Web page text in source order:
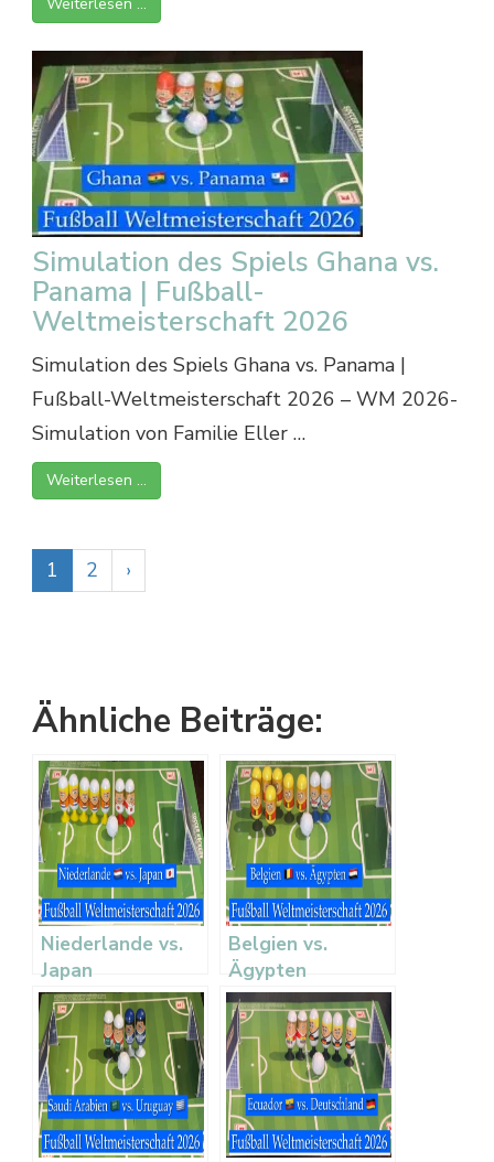
Simulation des Spiels Ghana vs.
Panama | Fußball-
Weltmeisterschaft 2026
Simulation des Spiels Ghana vs. Panama |
Fußball-Weltmeisterschaft 2026 – WM 2026-
Simulation von Familie Eller …
Weiterlesen …
1 2 ›
Ähnliche Beiträge:
Niederlande vs.
Japan
Belgien vs.
Ägypten